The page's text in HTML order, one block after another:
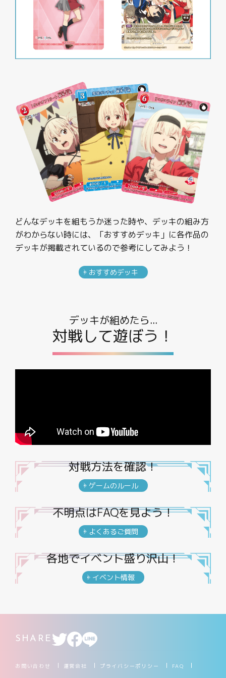
どんなデッキを組もうか迷った時や、デッキの組み方
がわからない時には、「おすすめデッキ」に各作品の
デッキが掲載されているので参考にしてみよう！
おすすめデッキ
デッキが組めたら...
対戦して遊ぼう！
対戦方法を確認！
ゲームのルール
不明点はFAQを見よう！
よくあるご質問
各地でイベント盛り沢山！
イベント情報
SHARE
お問い合わせ 運営会社 プライバシーポリシー FAQ